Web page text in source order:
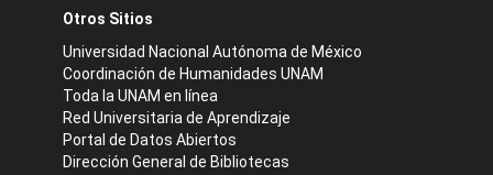
Otros Sitios
Universidad Nacional Autónoma de México
Coordinación de Humanidades UNAM
Toda la UNAM en línea
Red Universitaria de Aprendizaje
Portal de Datos Abiertos
Dirección General de Bibliotecas